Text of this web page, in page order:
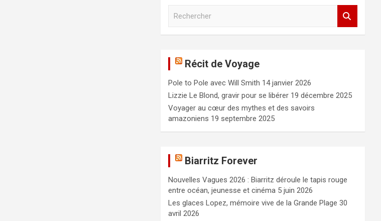
c
h
e
r
Récit de Voyage
Pole to Pole avec Will Smith 14 janvier 2026
Lizzie Le Blond, gravir pour se libérer 19 décembre 2025
Voyager au cœur des mythes et des savoirs
amazoniens 19 septembre 2025
Biarritz Forever
Nouvelles Vagues 2026 : Biarritz déroule le tapis rouge
entre océan, jeunesse et cinéma 5 juin 2026
Les glaces Lopez, mémoire vive de la Grande Plage 30
avril 2026